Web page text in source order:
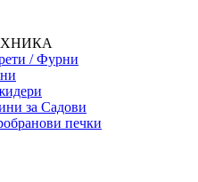
/ Фурни
за Садови
печки